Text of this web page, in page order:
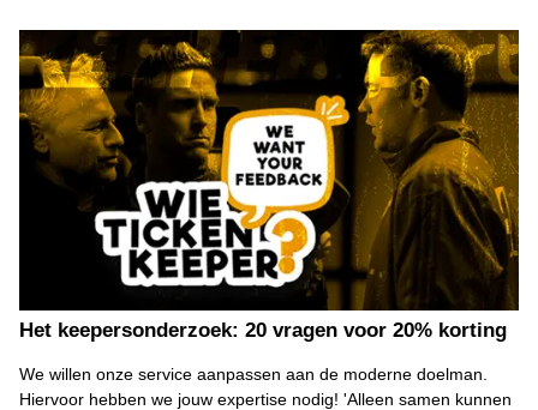
Het keepersonderzoek: 20 vragen voor 20% korting
We willen onze service aanpassen aan de moderne doelman.
Hiervoor hebben we jouw expertise nodig! 'Alleen samen kunnen